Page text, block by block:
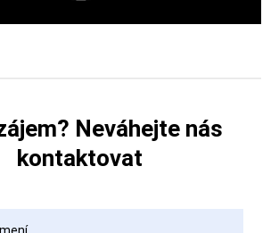
Neváhejte nás
kontaktovat